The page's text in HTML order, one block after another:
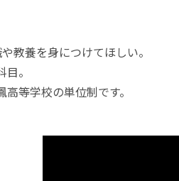
教養を身につけてほしい。
。
等学校の単位制です。